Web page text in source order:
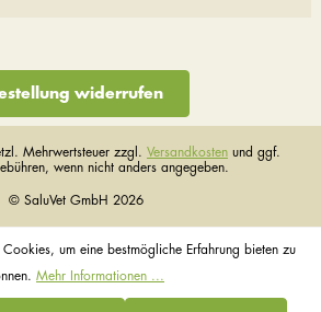
widerrufen
Mehrwertsteuer zzgl. Versandkosten und ggf.
wenn nicht anders angegeben.
© SaluVet GmbH 2026
um eine bestmögliche Erfahrung bieten zu
Mehr Informationen ...